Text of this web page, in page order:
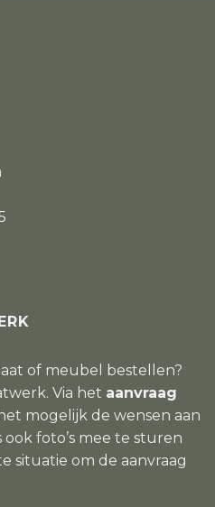
of meubel bestellen?
Via het aanvraag
mogelijk de wensen aan
foto’s mee te sturen
situatie om de aanvraag